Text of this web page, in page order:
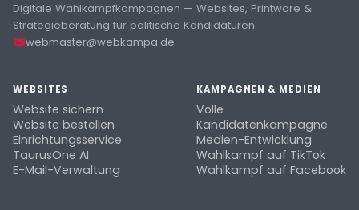
Digitale Wahlkampfkampagnen — Websites, Printware &
Strategieberatung für politische Kandidaturen.
webmaster@webkampa.de
WEBSITES
Website sichern
Website bestellen
Einrichtungsservice
TaurusOne AI
E-Mail-Verwaltung
KAMPAGNEN & MEDIEN
Volle
Kandidatenkampagne
Medien-Entwicklung
Wahlkampf auf TikTok
Wahlkampf auf Facebook